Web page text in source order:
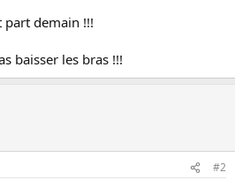
part demain !!!
baisser les bras !!!
#2